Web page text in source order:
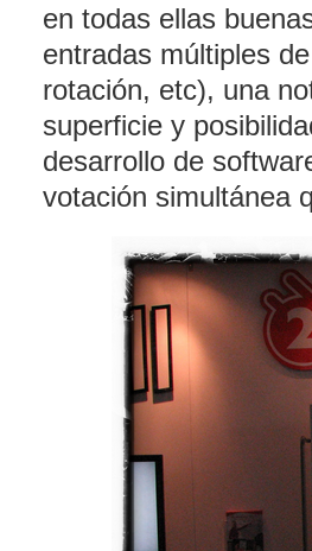
en todas ellas
entradas múltiples
rotación, etc), una
superficie y
desarrollo de
votación simultánea